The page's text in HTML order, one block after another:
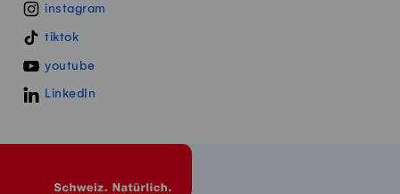
instagram
tiktok
youtube
LinkedIn